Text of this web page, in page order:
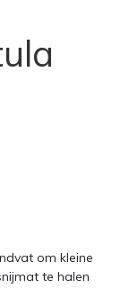
om kleine
te halen